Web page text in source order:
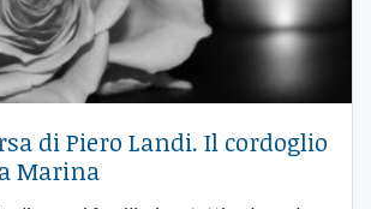
di Piero Landi. Il cordoglio
Marina